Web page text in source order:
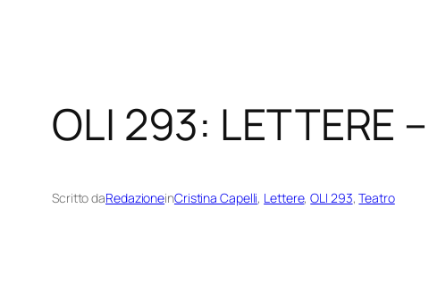
OLI 293:
Scritto daRedazioneinCristina Capelli, Lettere, OLI 293, Teatro